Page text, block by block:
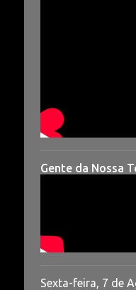
Gente da Nossa
Sexta-feira, 7 de